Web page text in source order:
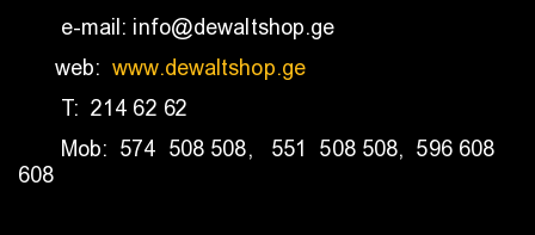
e-mail: info@dewaltshop.ge
web:www.dewaltshop.ge
T: 214 62 62
Mob: 574 508 508, 551 508 508, 596 608
608